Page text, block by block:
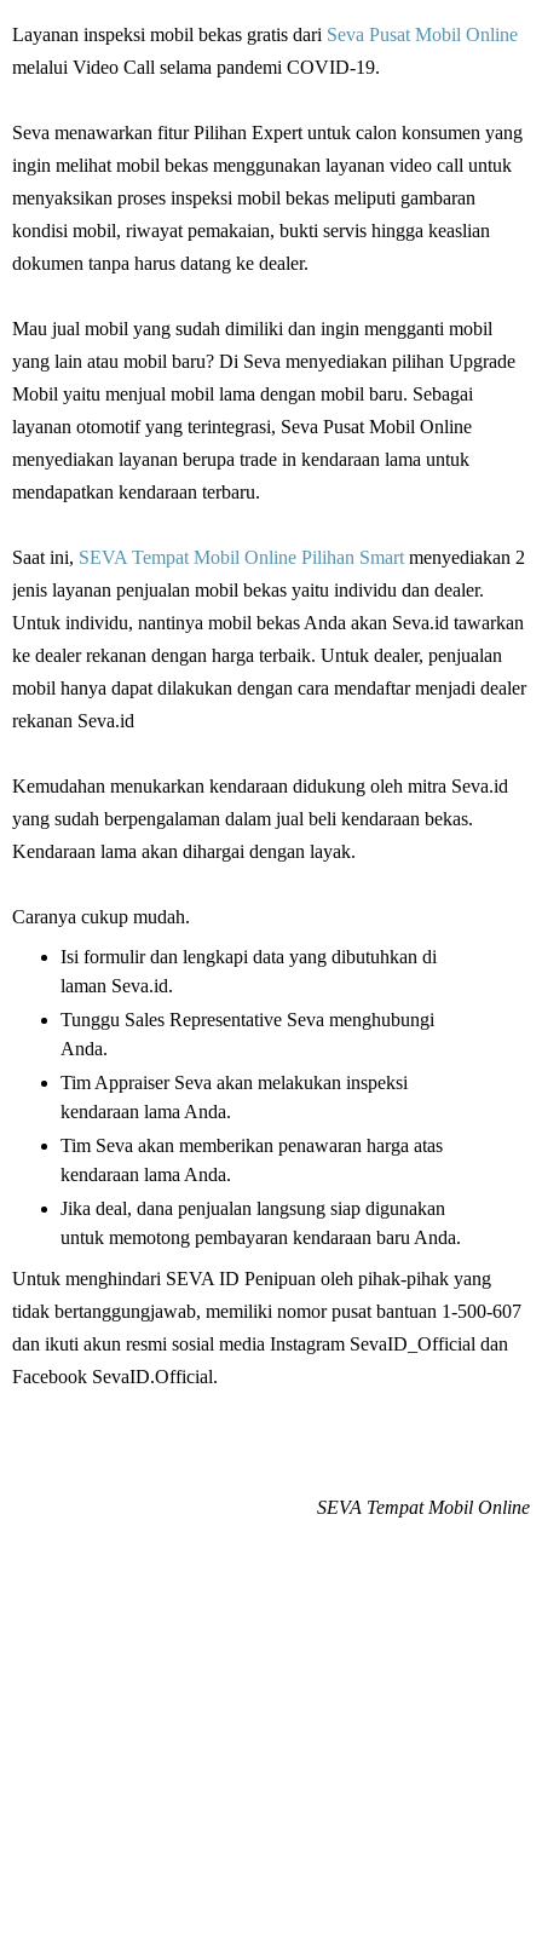
Layanan inspeksi mobil bekas gratis dari Seva Pusat Mobil Online
melalui Video Call selama pandemi COVID-19.
Seva menawarkan fitur Pilihan Expert untuk calon konsumen yang
ingin melihat mobil bekas menggunakan layanan video call untuk
menyaksikan proses inspeksi mobil bekas meliputi gambaran
kondisi mobil, riwayat pemakaian, bukti servis hingga keaslian
dokumen tanpa harus datang ke dealer.
Mau jual mobil yang sudah dimiliki dan ingin mengganti mobil
yang lain atau mobil baru? Di Seva menyediakan pilihan Upgrade
Mobil yaitu menjual mobil lama dengan mobil baru. Sebagai
layanan otomotif yang terintegrasi, Seva Pusat Mobil Online
menyediakan layanan berupa trade in kendaraan lama untuk
mendapatkan kendaraan terbaru.
Saat ini, SEVA Tempat Mobil Online Pilihan Smart menyediakan 2
jenis layanan penjualan mobil bekas yaitu individu dan dealer.
Untuk individu, nantinya mobil bekas Anda akan Seva.id tawarkan
ke dealer rekanan dengan harga terbaik. Untuk dealer, penjualan
mobil hanya dapat dilakukan dengan cara mendaftar menjadi dealer
rekanan Seva.id
Kemudahan menukarkan kendaraan didukung oleh mitra Seva.id
yang sudah berpengalaman dalam jual beli kendaraan bekas.
Kendaraan lama akan dihargai dengan layak.
Caranya cukup mudah.
Isi formulir dan lengkapi data yang dibutuhkan di
laman Seva.id.
Tunggu Sales Representative Seva menghubungi
Anda.
Tim Appraiser Seva akan melakukan inspeksi
kendaraan lama Anda.
Tim Seva akan memberikan penawaran harga atas
kendaraan lama Anda.
Jika deal, dana penjualan langsung siap digunakan
untuk memotong pembayaran kendaraan baru Anda.
Untuk menghindari SEVA ID Penipuan oleh pihak-pihak yang
tidak bertanggungjawab, memiliki nomor pusat bantuan 1-500-607
dan ikuti akun resmi sosial media Instagram SevaID_Official dan
Facebook SevaID.Official.
SEVA Tempat Mobil Online